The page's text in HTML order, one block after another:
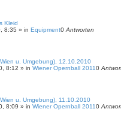
Kleid
8:35 » in Equipment0 Antworten
u. Umgebung), 12.10.2010
8:12 » in Wiener Opernball 20110
u. Umgebung), 11.10.2010
8:09 » in Wiener Opernball 20110